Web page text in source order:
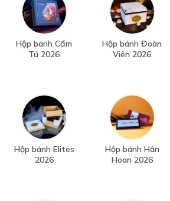
Hộp bánh Cẩm
Tú 2026
Hộp bánh Đoàn
Viên 2026
Hộp bánh Elites
2026
Hộp bánh Hân
Hoan 2026